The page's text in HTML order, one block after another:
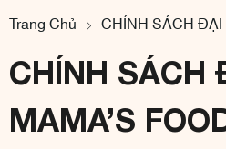
Trang Chủ CHÍNH SÁCH ĐẠI
CHÍNH SÁCH
MAMA’S